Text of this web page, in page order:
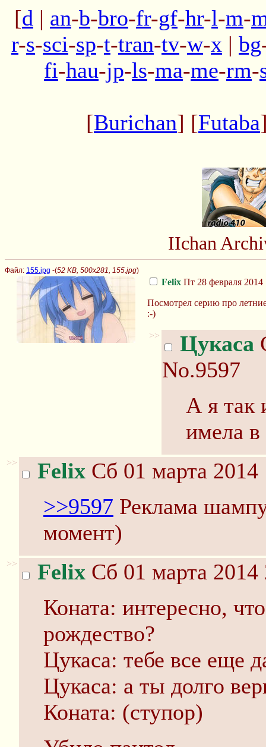
[d | an-b-bro-fr-gf-hr-l-m-
r-s-sci-sp-t-tran-tv-w-x | bg
fi-hau-jp-ls-ma-me-rm-
[Burichan] [Futaba
IIchan
Файл: 155.jpg -(52 KB, 500x281, 155.jpg)
Felix Пт 28 февраля 2014
Посмотрел серию про
:-)
>> Цукаса
No.9597
А я так
имела в
>> Felix Сб 01 марта 2014
>>9597 Реклама
момент)
>> Felix Сб 01 марта 2014
Коната: интересно,
рождество?
Цукаса: тебе все еще
Цукаса: а ты долго
Коната: (ступор)